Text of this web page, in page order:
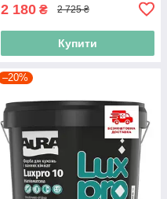
2 180 ₴ 2 725 ₴
Купити
–20%